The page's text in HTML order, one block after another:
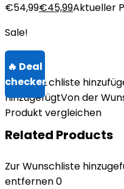
€54,99€45,99Aktueller
Sale!
Zur Wunschliste
hinzugefügtVon der
Produkt vergleichen
Related Products
Zur Wunschliste
entfernen0